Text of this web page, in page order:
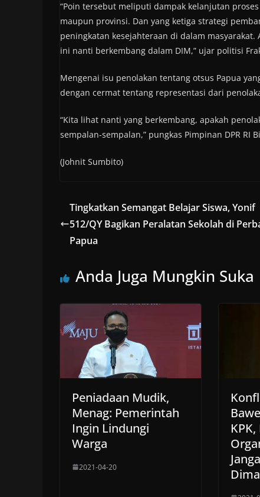
“Poin tersebut meliputi dampak kelanjutan
maupun provinsi. Dan yang ketiga strategi
peningkatan kesejahteraan di dalam
ini nanti berkembang dalam DIM,” ujar politisi
Mengenai isu penolakan tentang otsus Papua
dengan cermat tentang representasi dari
“Kita lihat nanti yang berkembang, apakah
sempalan-sempalan,” pungkas Pimpinan DPR RI
(Johnit Sumbito)
Tingkatkan Semangat Belajar Siswa, Yonif
512/QY Bagikan Peralatan Sekolah di
Papua
Anda Juga Mungkin Suka
Peniadaan Mudik,
Menag: Pemerintah
Ingin Lindungi
Warga
2021-04-20